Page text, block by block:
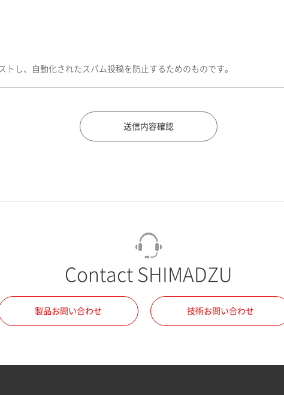
し、自動化されたスパム投稿を防止するためのものです。
Contact SHIMADZU
製品お問い合わせ 技術お問い合わせ